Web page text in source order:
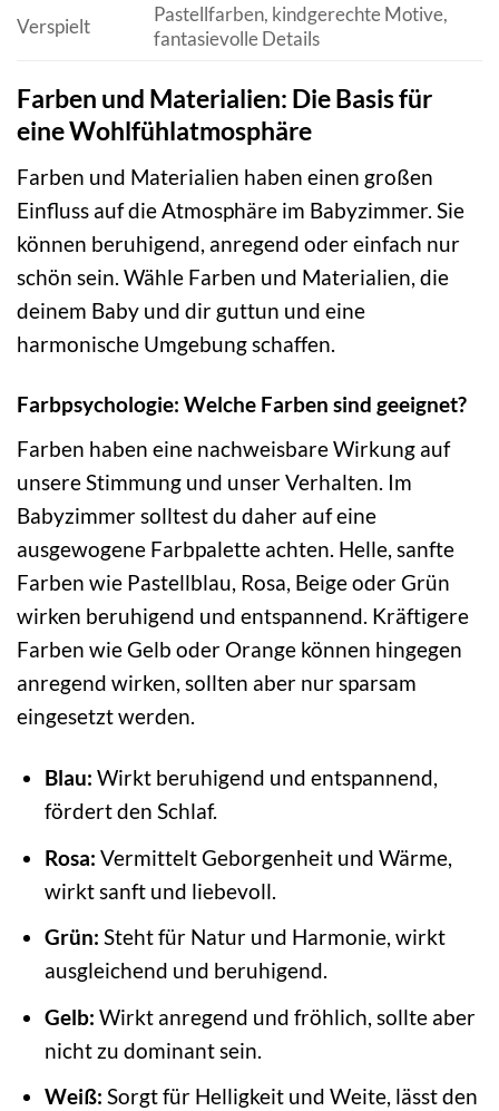
Verspielt
Pastellfarben, kindgerechte Motive,
fantasievolle Details
Farben und Materialien: Die Basis für
eine Wohlfühlatmosphäre
Farben und Materialien haben einen großen
Einfluss auf die Atmosphäre im Babyzimmer. Sie
können beruhigend, anregend oder einfach nur
schön sein. Wähle Farben und Materialien, die
deinem Baby und dir guttun und eine
harmonische Umgebung schaffen.
Farbpsychologie: Welche Farben sind geeignet?
Farben haben eine nachweisbare Wirkung auf
unsere Stimmung und unser Verhalten. Im
Babyzimmer solltest du daher auf eine
ausgewogene Farbpalette achten. Helle, sanfte
Farben wie Pastellblau, Rosa, Beige oder Grün
wirken beruhigend und entspannend. Kräftigere
Farben wie Gelb oder Orange können hingegen
anregend wirken, sollten aber nur sparsam
eingesetzt werden.
Blau: Wirkt beruhigend und entspannend,
fördert den Schlaf.
Rosa: Vermittelt Geborgenheit und Wärme,
wirkt sanft und liebevoll.
Grün: Steht für Natur und Harmonie, wirkt
ausgleichend und beruhigend.
Gelb: Wirkt anregend und fröhlich, sollte aber
nicht zu dominant sein.
Weiß: Sorgt für Helligkeit und Weite, lässt den